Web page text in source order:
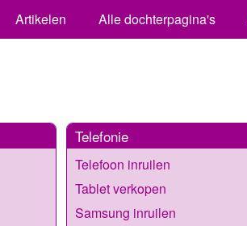
Artikelen Alle dochterpagina's
Telefonie
Telefoon inruilen
Tablet verkopen
Samsung inruilen